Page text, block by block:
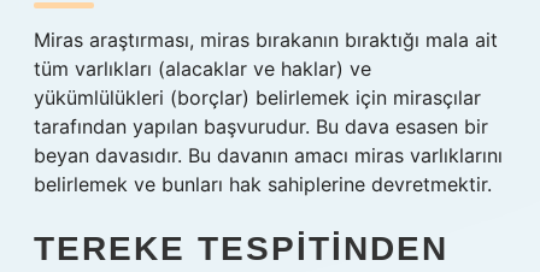
Miras araştırması, miras bırakanın bıraktığı mala ait
tüm varlıkları (alacaklar ve haklar) ve
yükümlülükleri (borçlar) belirlemek için mirasçılar
tarafından yapılan başvurudur. Bu dava esasen bir
beyan davasıdır. Bu davanın amacı miras varlıklarını
belirlemek ve bunları hak sahiplerine devretmektir.
TEREKE TESPITINDEN